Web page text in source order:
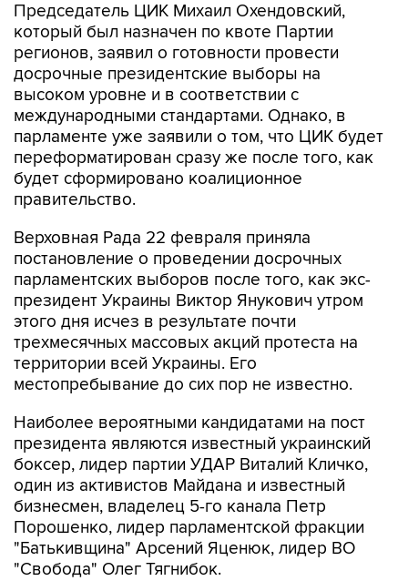
Председатель ЦИК Михаил Охендовский,
который был назначен по квоте Партии
регионов, заявил о готовности провести
досрочные президентские выборы на
высоком уровне и в соответствии с
международными стандартами. Однако, в
парламенте уже заявили о том, что ЦИК будет
переформатирован сразу же после того, как
будет сформировано коалиционное
правительство.
Верховная Рада 22 февраля приняла
постановление о проведении досрочных
парламентских выборов после того, как экс-
президент Украины Виктор Янукович утром
этого дня исчез в результате почти
трехмесячных массовых акций протеста на
территории всей Украины. Его
местопребывание до сих пор не известно.
Наиболее вероятными кандидатами на пост
президента являются известный украинский
боксер, лидер партии УДАР Виталий Кличко,
один из активистов Майдана и известный
бизнесмен, владелец 5-го канала Петр
Порошенко, лидер парламентской фракции
"Батькивщина" Арсений Яценюк, лидер ВО
"Свобода" Олег Тягнибок.